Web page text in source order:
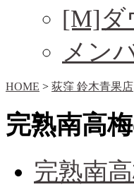
[M]ダ
メン
HOME > 荻窪 鈴木青果店
完熟南高
完熟南